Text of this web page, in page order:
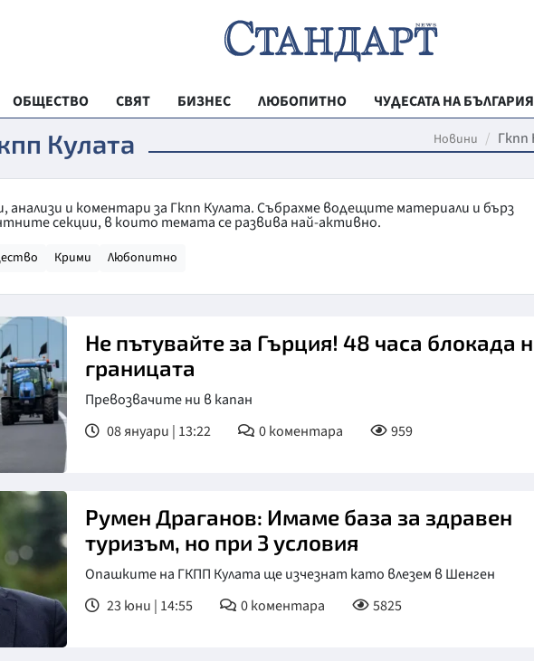
ОБЩЕСТВО СВЯТ БИЗНЕС ЛЮБОПИТНО
ЧУДЕСАТА НА БЪЛГАРИЯ
РЕГИОНАЛНИ
МЛАДЕЖКА
ТЕХНОЛОГИИ
ВЯРА
Кулата Новини Гкпп
анализи и коментари за Гкпп Кулата. Събрахме водещите материали и бърз
секции, в които темата се развива най-активно.
Крими Любопитно
Не пътувайте за Гърция! 48 часа блокада
границата
Превозвачите ни в капан
08 януари | 13:22
0коментара 959
Румен Драганов: Имаме база за здравен
туризъм, но при 3 условия
Опашките на ГКПП Кулата ще изчезнат като влезем в Шенген
23 юни | 14:55
0коментара 5825